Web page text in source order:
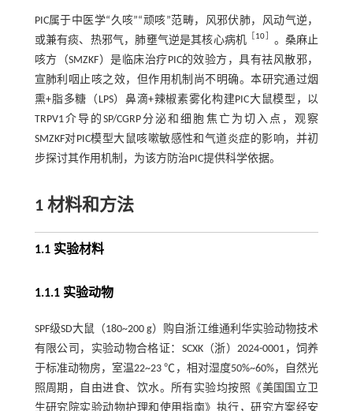
PIC属于中医学“久咳”“顽咳”范畴，风邪伏肺，风动气逆，
或兼有痰、热邪气，肺壅气逆是其核心病机 ［10］ 。桑麻止
咳方（SMZKF）是临床治疗PIC的效验方，具有祛风散邪，
宣肺利咽止咳之效，但作用机制尚不明确。本研究通过烟
熏+脂多糖（LPS）鼻滴+辣椒素雾化构建PIC大鼠模型，以
TRPV1介导的SP/CGRP分泌和细胞焦亡为切入点，观察
SMZKF对PIC模型大鼠咳嗽敏感性和气道炎症的影响，并初
步探讨其作用机制，为该方防治PIC提供科学依据。
1 材料和方法
1.1 实验材料
1.1.1 实验动物
SPF级SD大鼠（180~200 g）购自浙江维通利华实验动物技术
有限公司，实验动物合格证：SCXK（浙）2024-0001，饲养
于标准动物房，室温22~23 ℃，相对湿度50%~60%，自然光
照周期，自由进食、饮水。所有实验均按照《美国国立卫
生研究院实验动物护理和使用指南》执行，研究方案经安